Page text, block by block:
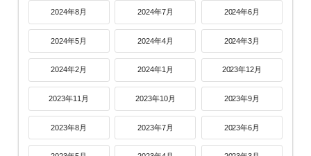
2024年8月 2024年7月 2024年6月
2024年5月 2024年4月 2024年3月
2024年2月 2024年1月 2023年12月
2023年11月 2023年10月 2023年9月
2023年8月 2023年7月 2023年6月